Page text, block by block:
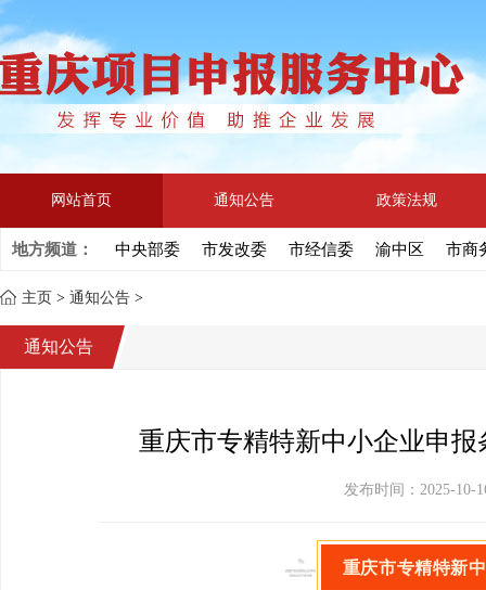
网站首页 通知公告 政策法规
地方频道： 中央部委 市发改委 市经信委 渝中区 市商
主页 > 通知公告 >
通知公告
重庆市专精特新中小企业申
发布时间：2025-10-
重庆市专精特新